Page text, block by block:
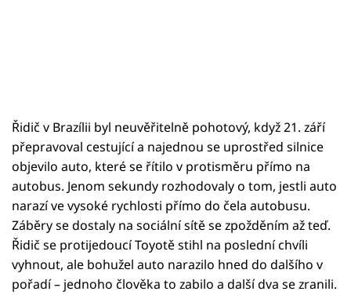
Řidič v Brazílii byl neuvěřitelně pohotový, když 21. září
přepravoval cestující a najednou se uprostřed silnice
objevilo auto, které se řítilo v protisměru přímo na
autobus. Jenom sekundy rozhodovaly o tom, jestli auto
narazí ve vysoké rychlosti přímo do čela autobusu.
Záběry se dostaly na sociální sítě se zpožděním až teď.
Řidič se protijedoucí Toyotě stihl na poslední chvíli
vyhnout, ale bohužel auto narazilo hned do dalšího v
pořadí – jednoho člověka to zabilo a další dva se zranili.